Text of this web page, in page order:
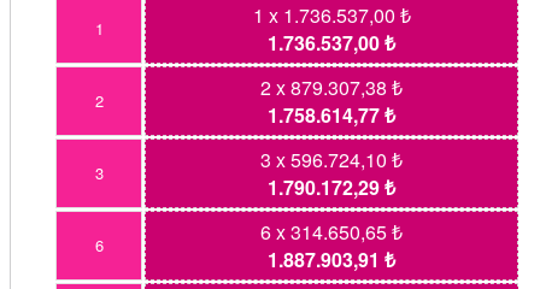
1
1 x 1.736.537,00 ₺
1.736.537,00 ₺
2
2 x 879.307,38 ₺
1.758.614,77 ₺
3
3 x 596.724,10 ₺
1.790.172,29 ₺
6
6 x 314.650,65 ₺
1.887.903,91 ₺